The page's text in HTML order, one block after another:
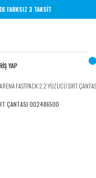
FARKSIZ 3 TAKSİT
YAP
ARENA FASTPACK 2.2 YÜZÜCÜ SIRT